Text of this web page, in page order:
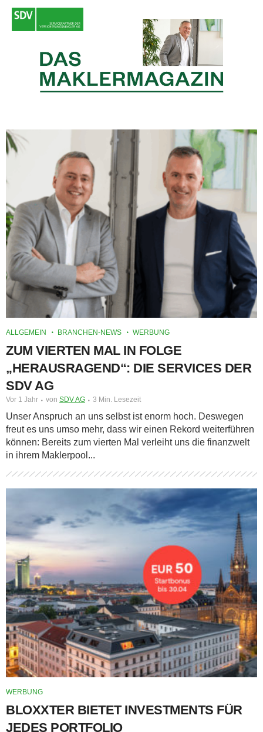
ALLGEMEIN BRANCHEN-NEWS WERBUNG
ZUM VIERTEN MAL IN FOLGE
„HERAUSRAGEND“: DIE SERVICES DER
SDV AG
Vor 1 Jahr von SDV AG 3 Min. Lesezeit
Unser Anspruch an uns selbst ist enorm hoch. Deswegen
freut es uns umso mehr, dass wir einen Rekord weiterführen
können: Bereits zum vierten Mal verleiht uns die finanzwelt
in ihrem Maklerpool...
WERBUNG
BLOXXTER BIETET INVESTMENTS FÜR
JEDES PORTFOLIO